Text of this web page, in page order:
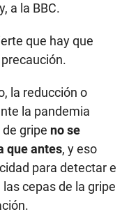
a la BBC.
que hay que
la reducción o
la pandemia
gripe no se
que antes, y eso
para detectar e
cepas de la gripe